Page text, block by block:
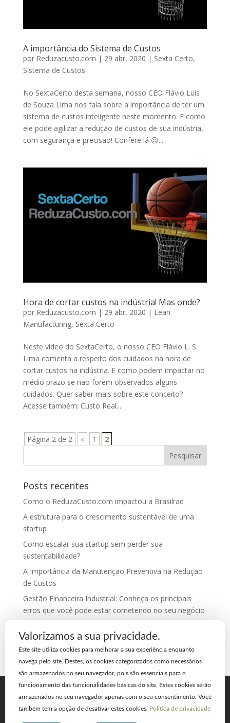
A importância do Sistema de Custos
por Reduzacusto.com | 29 abr, 2020 | Sexta Certo,
Sistema de Custos
No SextaCerto desta semana, nosso CEO Flávio Luís
de Souza Lima nos fala sobre a importância de ter um
sistema de custos inteligente neste momento. E como
ele pode agilizar a redução de custos de sua indústria,
com segurança e precisão! Confere lá 😉...
Hora de cortar custos na indústria! Mas onde?
por Reduzacusto.com | 29 abr, 2020 | Lean
Manufacturing, Sexta Certo
Neste vídeo do SextaCerto, o nosso CEO Flávio L. S.
Lima comenta a respeito dos cuidados na hora de
cortar custos na indústria. E como podem impactar no
médio prazo se não forem observados alguns
cuidados. Quer saber mais sobre este conceito?
Acesse também: Custo Real...
Página 2 de 2 « 1 2
Posts recentes
Como o ReduzaCusto.com impactou a Brasilrad
A estrutura para o crescimento sustentável de uma
startup
Como escalar sua startup sem perder sua
sustentabilidade?
A Importância da Manutenção Preventiva na Redução
de Custos
Gestão Financeira Industrial: Conheça os principais
erros que você pode estar cometendo no seu negócio
Comentários
Home A Empresa
Blog
Cases de Sucesso
Contato
Trabalhe Conosco
Plataforma
Valorizamos a sua privacidade.
Este site utiliza cookies para melhorar a sua experiência enquanto
navega pelo site. Destes, os cookies categorizados como necessários
são armazenados no seu navegador, pois são essenciais para o
funcionamento das funcionalidades básicas do site. Estes cookies serão
armazenados no seu navegador apenas com o seu consentimento. Você
também tem a opção de desativar estes cookies. Política de privacidade